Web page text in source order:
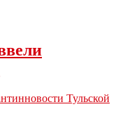
новости Тульской